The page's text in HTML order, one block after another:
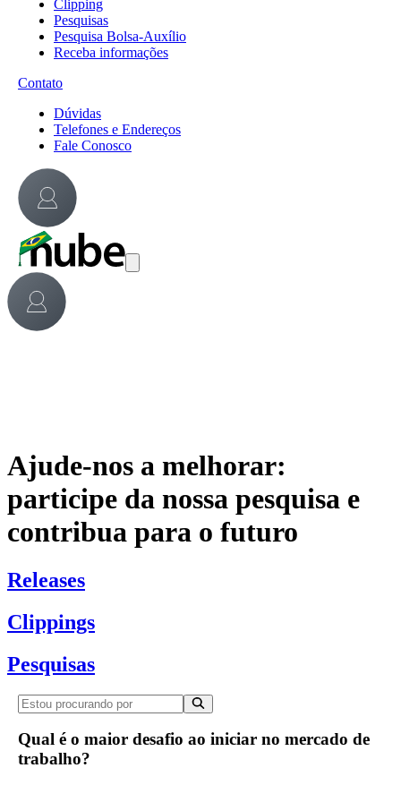
Clipping
Pesquisas
Pesquisa Bolsa-Auxílio
Receba informações
Contato
Dúvidas
Telefones e Endereços
Fale Conosco
Ajude-nos a melhorar:
participe da nossa pesquisa e
contribua para o futuro
Releases
Clippings
Pesquisas
Qual é o maior desafio ao iniciar no mercado de
trabalho?